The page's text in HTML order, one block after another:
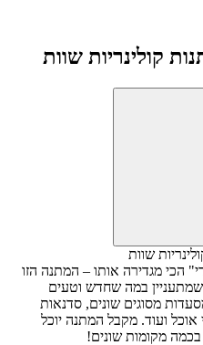
הכי מגדירה אותו – המתנה הזו
במה שחדש וטעים
מסוגים שונים, סדנאות
אוכל ועוד. מקבל המתנה יוכל
מקומות שונים!